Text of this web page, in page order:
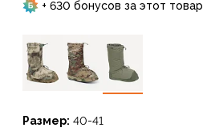
+ 630 бонусов за этот товар
Размер: 40-41